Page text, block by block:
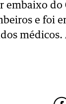
embaixo do
e foi